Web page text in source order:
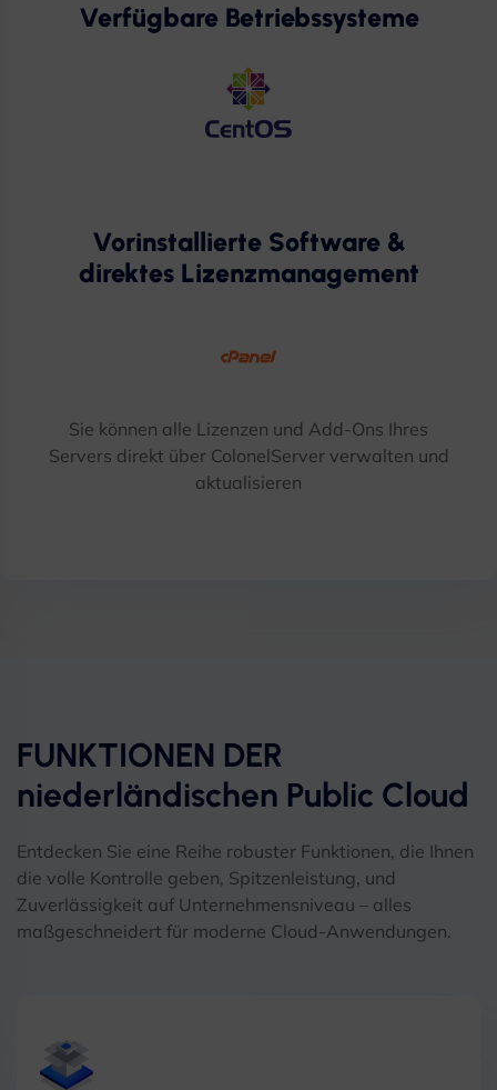
Verfügbare Betriebssysteme
Vorinstallierte Software &
direktes Lizenzmanagement
Sie können alle Lizenzen und Add-Ons Ihres
Servers direkt über ColonelServer verwalten und
aktualisieren
FUNKTIONEN DER
niederländischen Public Cloud
Entdecken Sie eine Reihe robuster Funktionen, die Ihnen
die volle Kontrolle geben, Spitzenleistung, und
Zuverlässigkeit auf Unternehmensniveau – alles
maßgeschneidert für moderne Cloud-Anwendungen.